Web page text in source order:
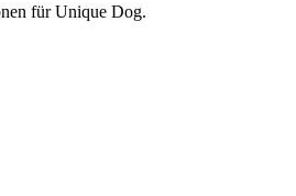
für Unique Dog.